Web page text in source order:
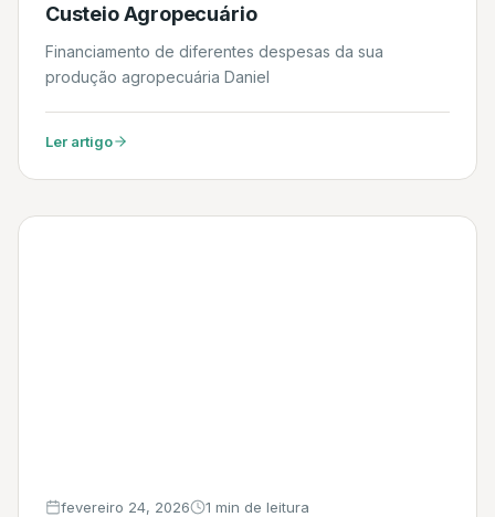
Custeio Agropecuário
Financiamento de diferentes despesas da sua
produção agropecuária Daniel
Ler artigo
fevereiro 24, 2026 1 min de leitura